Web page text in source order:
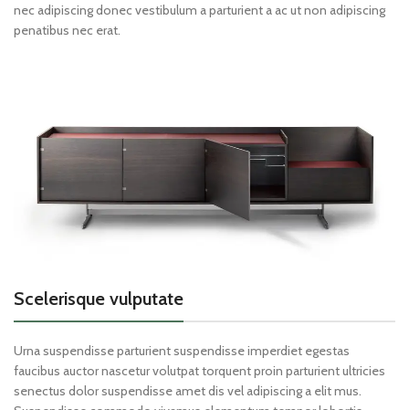
nec adipiscing donec vestibulum a parturient a ac ut non adipiscing
penatibus nec erat.
Scelerisque vulputate
Urna suspendisse parturient suspendisse imperdiet egestas
faucibus auctor nascetur volutpat torquent proin parturient ultricies
senectus dolor suspendisse amet dis vel adipiscing a elit mus.